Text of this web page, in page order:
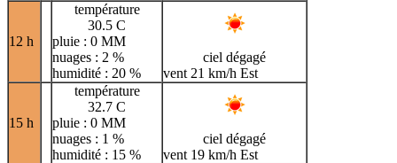
12 h
température
30.5 C
pluie : 0 MM
nuages : 2 %
humidité : 20 %
ciel dégagé
vent 21 km/h Est
15 h
température
32.7 C
pluie : 0 MM
nuages : 1 %
humidité : 15 %
ciel dégagé
vent 19 km/h Est